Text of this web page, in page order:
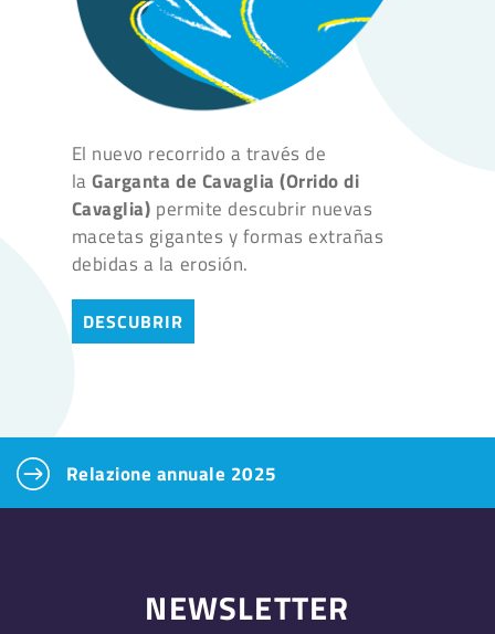
El nuevo recorrido a través de
la Garganta de Cavaglia (Orrido di
Cavaglia) permite descubrir nuevas
macetas gigantes y formas extrañas
debidas a la erosión.
DESCUBRIR
Relazione annuale 2025
NEWSLETTER